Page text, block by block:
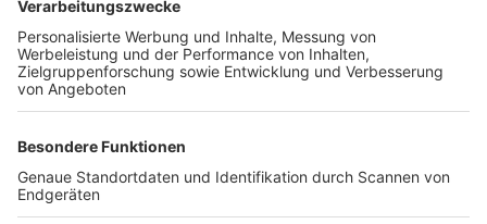
Freiburger Wochenbericht
Der Wochenbericht
wurde zum 31. Juli 2026
eingestellt.